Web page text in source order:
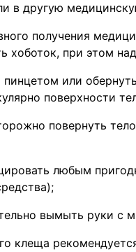
в другую
получения
хоботок, при этом
или
поверхности
повернуть тело
любым
вымыть руки с
клеща